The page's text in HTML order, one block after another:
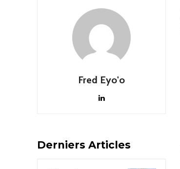
Fred Eyo'o
Derniers Articles